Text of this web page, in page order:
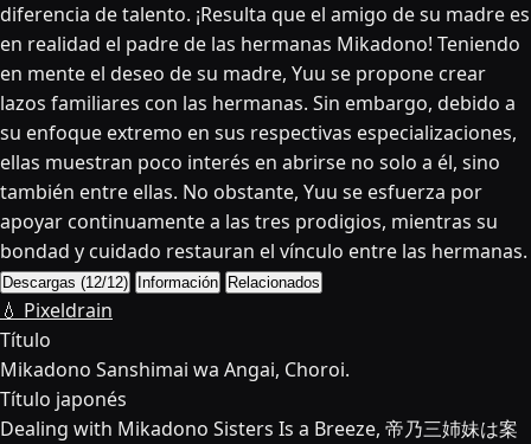
diferencia de talento. ¡Resulta que el amigo de su madre es
en realidad el padre de las hermanas Mikadono! Teniendo
en mente el deseo de su madre, Yuu se propone crear
lazos familiares con las hermanas. Sin embargo, debido a
su enfoque extremo en sus respectivas especializaciones,
ellas muestran poco interés en abrirse no solo a él, sino
también entre ellas. No obstante, Yuu se esfuerza por
apoyar continuamente a las tres prodigios, mientras su
bondad y cuidado restauran el vínculo entre las hermanas.
Descargas (12/12) Información Relacionados
💧 Pixeldrain
Título
Mikadono Sanshimai wa Angai, Choroi.
Título japonés
Dealing with Mikadono Sisters Is a Breeze, 帝乃三姉妹は案